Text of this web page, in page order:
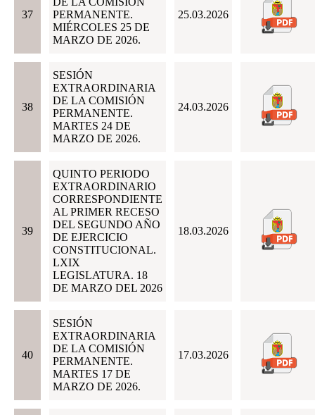
37
PERMANENTE.
MIÉRCOLES 25 DE
MARZO DE 2026.
25.03.2026
38
SESIÓN
EXTRAORDINARIA
DE LA COMISIÓN
PERMANENTE.
MARTES 24 DE
MARZO DE 2026.
24.03.2026
39
QUINTO PERIODO
EXTRAORDINARIO
CORRESPONDIENTE
AL PRIMER RECESO
DEL SEGUNDO AÑO
DE EJERCICIO
CONSTITUCIONAL.
LXIX
LEGISLATURA. 18
DE MARZO DEL 2026
18.03.2026
40
SESIÓN
EXTRAORDINARIA
DE LA COMISIÓN
PERMANENTE.
MARTES 17 DE
MARZO DE 2026.
17.03.2026